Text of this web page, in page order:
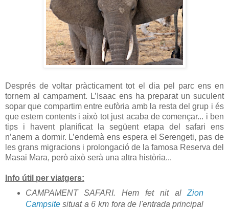
Després de voltar pràcticament tot el dia pel parc ens en
tornem al campament. L’Isaac ens ha preparat un suculent
sopar que compartim entre eufòria amb la resta del grup i és
que estem contents i això tot just acaba de començar... i ben
tips i havent planificat la següent etapa del safari ens
n’anem a dormir. L’endemà ens espera el Serengeti, pas de
les grans migracions i prolongació de la famosa Reserva del
Masai Mara, però això serà una altra història...
Info útil per viatgers:
CAMPAMENT SAFARI. Hem fet nit alZion
Campsitesituat a 6 km fora de l'entrada principal